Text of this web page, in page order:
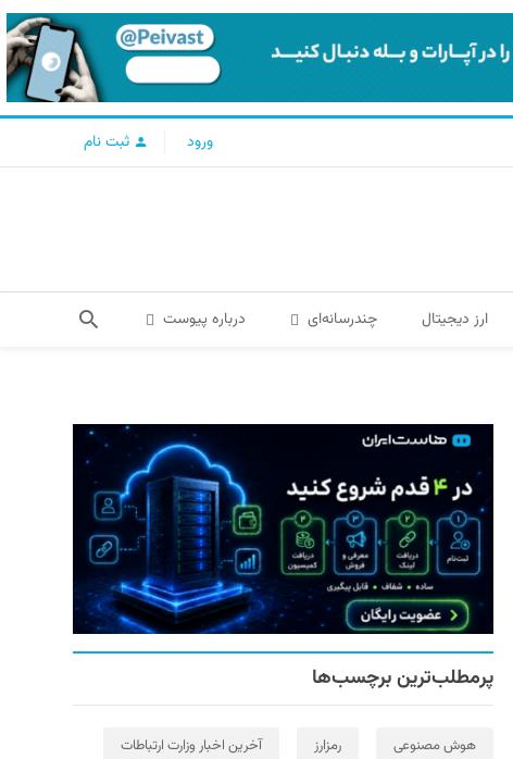
ورود ثبت نام
ارز دیجیتال چندرسانه‌ای درباره پیوست
پرمطلب‌ترین برچسب‌ها
هوش مصنوعی رمزارز آخرین اخبار وزارت ارتباطات